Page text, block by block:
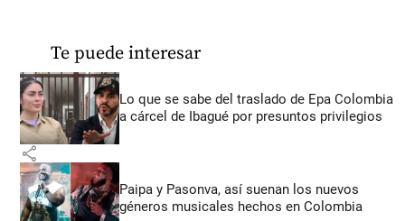
Te puede interesar
Lo que se sabe del traslado de Epa Colombia
a cárcel de Ibagué por presuntos privilegios
share
Paipa y Pasonva, así suenan los nuevos
géneros musicales hechos en Colombia